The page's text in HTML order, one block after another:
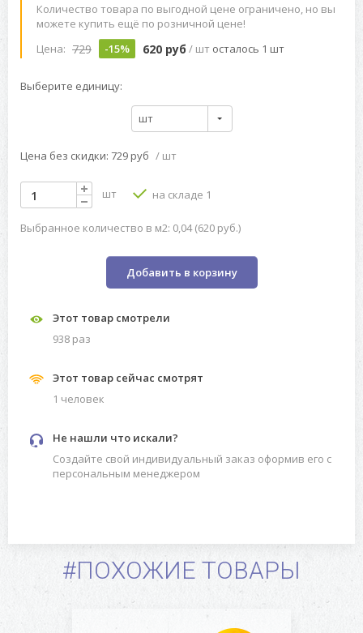
Количество товара по выгодной цене ограничено, но вы
можете купить ещё по розничной цене!
Цена: 729 -15% 620 руб / шт осталось 1 шт
Выберите единицу:
шт
Цена без скидки: 729 руб / шт
шт на складе 1
Выбранное количество в м2: 0,04 (620 руб.)
Добавить в корзину
Этот товар смотрели
938 раз
Этот товар сейчас смотрят
1 человек
Не нашли что искали?
Создайте свой индивидуальный заказ оформив его с
персональным менеджером
#ПОХОЖИЕ ТОВАРЫ